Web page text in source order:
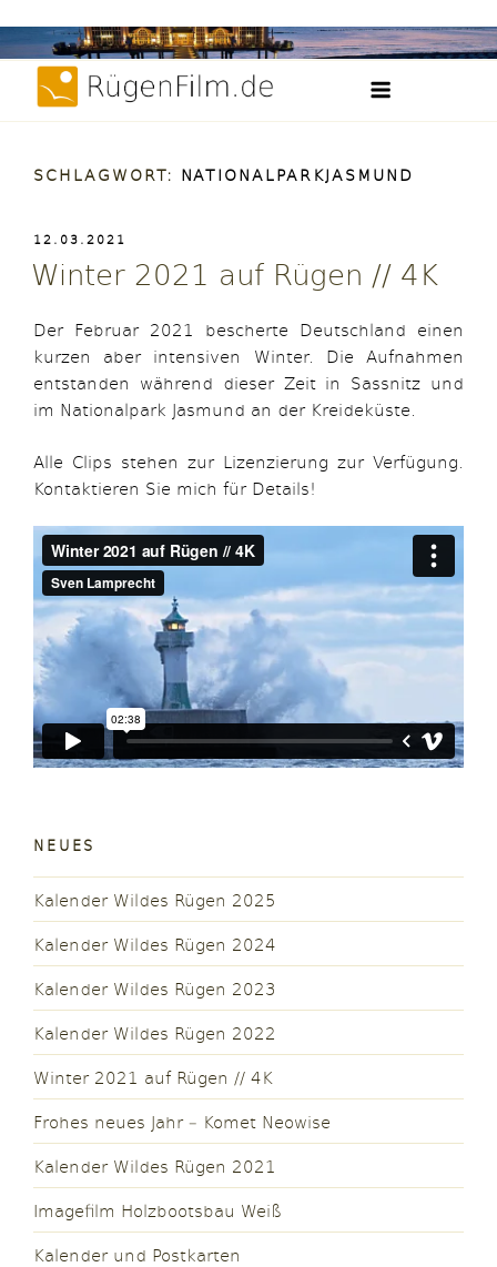
Weiter
zum
Inhalt
Filme, Videos und Zeitraffer der Insel Rügen
SCHLAGWORT: NATIONALPARKJASMUND
VERÖFFENTLICHT
12.03.2021
Winter 2021 auf Rügen // 4K
Der Februar 2021 bescherte Deutschland einen
kurzen aber intensiven Winter. Die Aufnahmen
entstanden während dieser Zeit in Sassnitz und
im Nationalpark Jasmund an der Kreideküste.
Alle Clips stehen zur Lizenzierung zur Verfügung.
Kontaktieren Sie mich für Details!
NEUES
Kalender Wildes Rügen 2025
Kalender Wildes Rügen 2024
Kalender Wildes Rügen 2023
Kalender Wildes Rügen 2022
Winter 2021 auf Rügen // 4K
Frohes neues Jahr – Komet Neowise
Kalender Wildes Rügen 2021
Imagefilm Holzbootsbau Weiß
Kalender und Postkarten